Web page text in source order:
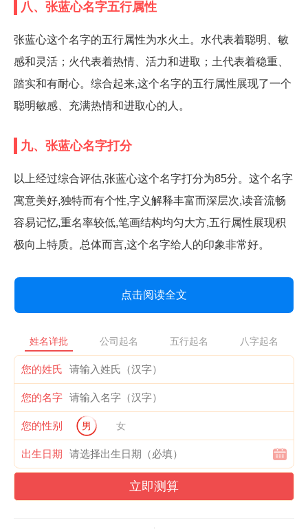
八、张蓝心名字五行属性
张蓝心这个名字的五行属性为水火土。水代表着聪明、敏
感和灵活；火代表着热情、活力和进取；土代表着稳重、
踏实和有耐心。综合起来,这个名字的五行属性展现了一个
聪明敏感、充满热情和进取心的人。
九、张蓝心名字打分
以上经过综合评估,张蓝心这个名字打分为85分。这个名字
寓意美好,独特而有个性,字义解释丰富而深层次,读音流畅
容易记忆,重名率较低,笔画结构均匀大方,五行属性展现积
极向上特质。总体而言,这个名字给人的印象非常好。
点击阅读全文
姓名详批 公司起名 五行起名 八字起名
您的姓氏
您的名字
您的性别 男 女
出生日期
立即测算